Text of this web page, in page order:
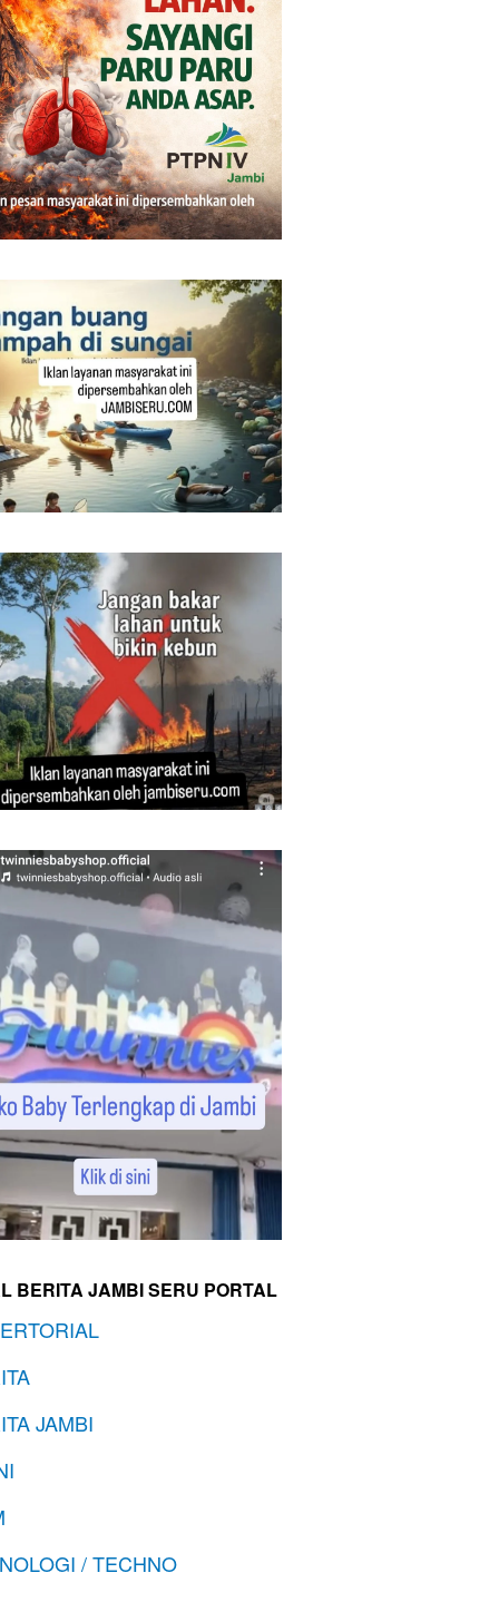
BERITA JAMBI SERU PORTAL
JAMBI
/ TECHNO